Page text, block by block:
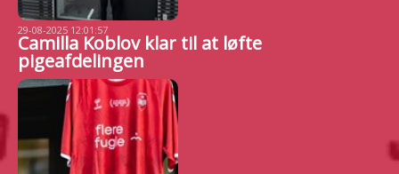
29-08-2025 12:01:57
Camilla Koblov klar til at løfte
pigeafdelingen